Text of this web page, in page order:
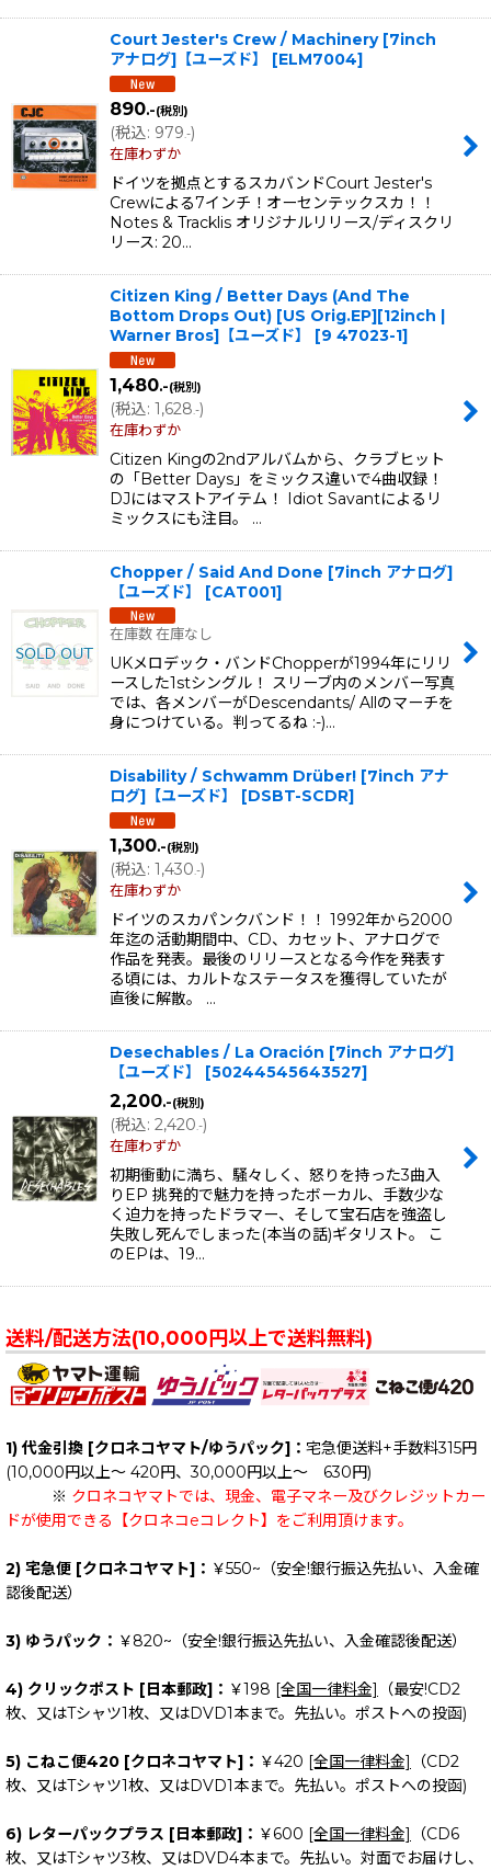
Court Jester's Crew / Machinery [7inch
アナログ]【ユーズド】
[ELM7004]
890.-(税別)
(税込: 979.-)
在庫わずか
ドイツを拠点とするスカバンドCourt Jester's
Crewによる7インチ！オーセンテックスカ！！
Notes & Tracklis オリジナルリリース/ディスクリ
リース: 20…
Citizen King / Better Days (And The
Bottom Drops Out) [US Orig.EP][12inch |
Warner Bros]【ユーズド】
[9 47023-1]
1,480.-(税別)
(税込: 1,628.-)
在庫わずか
Citizen Kingの2ndアルバムから、クラブヒット
の「Better Days」をミックス違いで4曲収録！
DJにはマストアイテム！ Idiot Savantによるリ
ミックスにも注目。 …
Chopper / Said And Done [7inch アナログ]
【ユーズド】
[CAT001]
在庫数 在庫なし
UKメロデック・バンドChopperが1994年にリリ
ースした1stシングル！ スリーブ内のメンバー写真
では、各メンバーがDescendants/ Allのマーチを
身につけている。判ってるね :-)…
Disability / Schwamm Drüber! [7inch アナ
ログ]【ユーズド】
[DSBT-SCDR]
1,300.-(税別)
(税込: 1,430.-)
在庫わずか
ドイツのスカパンクバンド！！ 1992年から2000
年迄の活動期間中、CD、カセット、アナログで
作品を発表。最後のリリースとなる今作を発表す
る頃には、カルトなステータスを獲得していたが
直後に解散。 …
Desechables / La Oración [7inch アナログ]
【ユーズド】
[50244545643527]
2,200.-(税別)
(税込: 2,420.-)
在庫わずか
初期衝動に満ち、騒々しく、怒りを持った3曲入
りEP 挑発的で魅力を持ったボーカル、手数少な
く迫力を持ったドラマー、そして宝石店を強盗し
失敗し死んでしまった(本当の話)ギタリスト。 こ
のEPは、19…
送料/配送方法(10,000円以上で送料無料)
1) 代金引換 [クロネコヤマト/ゆうパック]： 宅急便送料+手数料315円
(10,000円以上～ 420円、30,000円以上～ 630円)
※ クロネコヤマトでは、現金、電子マネー及びクレジットカー
ドが使用できる【クロネコeコレクト】をご利用頂けます。
2) 宅急便 [クロネコヤマト]： ￥550~（安全!銀行振込先払い、入金確
認後配送）
3) ゆうパック： ￥820~（安全!銀行振込先払い、入金確認後配送）
4) クリックポスト [日本郵政]： ￥198 [全国一律料金]
（最安!CD2
枚、又はTシャツ1枚、又はDVD1本まで。先払い。ポストへの投函)
5) こねこ便420 [クロネコヤマト]： ￥420 [全国一律料金]
（CD2
枚、又はTシャツ1枚、又はDVD1本まで。先払い。ポストへの投函)
6) レターパックプラス [日本郵政]： ￥600 [全国一律料金]
（CD6
枚、又はTシャツ3枚、又はDVD4本まで。先払い。対面でお届けし、